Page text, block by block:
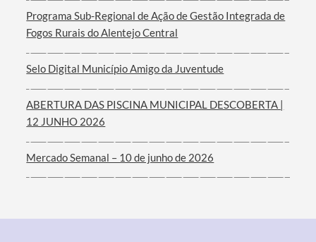
Programa Sub-Regional de Ação de Gestão Integrada de
Fogos Rurais do Alentejo Central
Selo Digital Município Amigo da Juventude
ABERTURA DAS PISCINA MUNICIPAL DESCOBERTA |
12 JUNHO 2026
Mercado Semanal – 10 de junho de 2026